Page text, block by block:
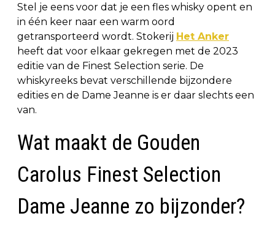
Stel je eens voor dat je een fles whisky opent en
in één keer naar een warm oord
getransporteerd wordt. Stokerij Het Anker
heeft dat voor elkaar gekregen met de 2023
editie van de Finest Selection serie. De
whiskyreeks bevat verschillende bijzondere
edities en de Dame Jeanne is er daar slechts een
van.
Wat maakt de Gouden
Carolus Finest Selection
Dame Jeanne zo bijzonder?